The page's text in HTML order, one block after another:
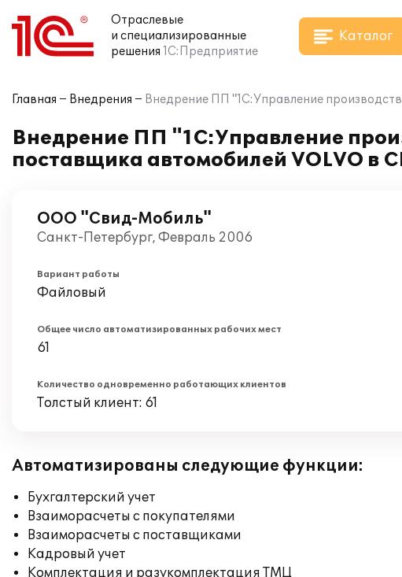
Отраслевые
и специализированные
решения 1С:Предприятие
Каталог
Главная Внедрения Внедрение ПП "1С:Управление
Внедрение ПП "1С:Управление
поставщика автомобилей VOLVO
ООО "Свид-Мобиль"
Санкт-Петербург, Февраль 2006
Вариант работы
Файловый
Общее число автоматизированных рабочих мест
61
Количество одновременно работающих клиентов
Толстый клиент: 61
Автоматизированы следующие функции:
Бухгалтерский учет
Взаиморасчеты с покупателями
Взаиморасчеты с поставщиками
Кадровый учет
Комплектация и разукомплектация ТМЦ